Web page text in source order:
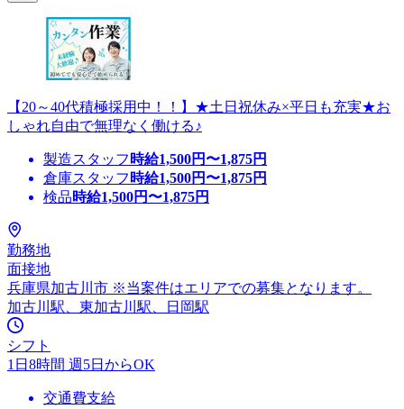
【20～40代積極採用中！！】★土日祝休み×平日も充実★お
しゃれ自由で無理なく働ける♪
製造スタッフ 時給1,500円〜1,875円
倉庫スタッフ 時給1,500円〜1,875円
検品時給1,500円〜1,875円
勤務地
面接地
兵庫県加古川市 ※当案件はエリアでの募集となります。
加古川駅、東加古川駅、日岡駅
シフト
1日8時間 週5日からOK
交通費支給